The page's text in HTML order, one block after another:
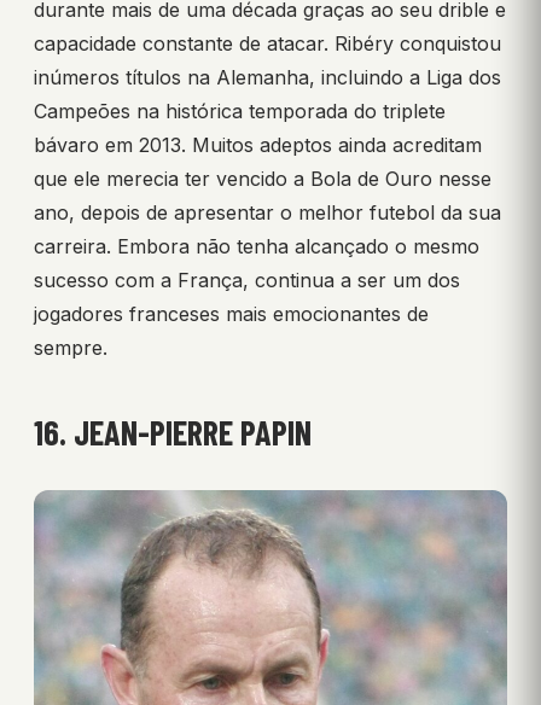
durante mais de uma década graças ao seu drible e
capacidade constante de atacar. Ribéry conquistou
inúmeros títulos na Alemanha, incluindo a Liga dos
Campeões na histórica temporada do triplete
bávaro em 2013. Muitos adeptos ainda acreditam
que ele merecia ter vencido a Bola de Ouro nesse
ano, depois de apresentar o melhor futebol da sua
carreira. Embora não tenha alcançado o mesmo
sucesso com a França, continua a ser um dos
jogadores franceses mais emocionantes de
sempre.
16. JEAN-PIERRE PAPIN